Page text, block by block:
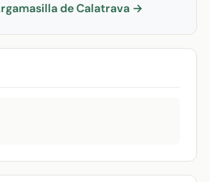
de Calatrava →